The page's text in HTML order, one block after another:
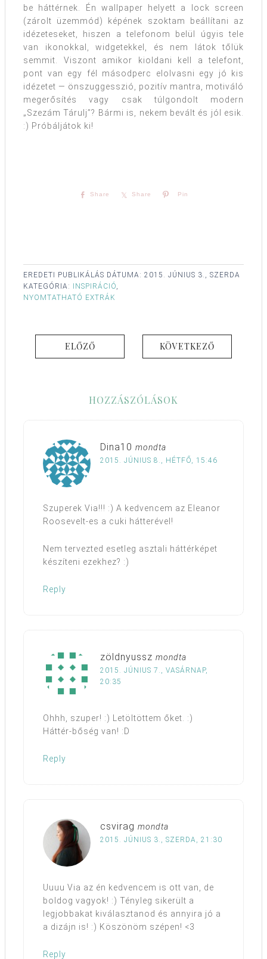
be háttérnek. Én wallpaper helyett a lock screen
(zárolt üzemmód) képének szoktam beállítani az
idézeteseket, hiszen a telefonom belül úgyis tele
van ikonokkal, widgetekkel, és nem látok tőlük
semmit. Viszont amikor kioldani kell a telefont,
pont van egy fél másodperc elolvasni egy jó kis
idézetet — önszuggesszió, pozitív mantra, motiváló
megerősítés vagy csak túlgondolt modern
„Szezám Tárulj”? Bármi is, nekem bevált és jól esik.
:) Próbáljátok ki!
Share Share Pin
EREDETI PUBLIKÁLÁS DÁTUMA: 2015. JÚNIUS 3., SZERDA
KATEGÓRIA:
INSPIRÁCIÓ,
NYOMTATHATÓ EXTRÁK
ELŐZŐ KÖVETKEZŐ
HOZZÁSZÓLÁSOK
Dina10 mondta
2015. JÚNIUS 8., HÉTFŐ, 15:46
Szuperek Via!!! :) A kedvencem az Eleanor
Roosevelt-es a cuki hátterével!
Nem tervezted esetleg asztali háttérképet
készíteni ezekhez? :)
Reply
zöldnyussz mondta
2015. JÚNIUS 7., VASÁRNAP,
20:35
Ohhh, szuper! :) Letöltöttem őket. :)
Háttér-bőség van! :D
Reply
csvirag mondta
2015. JÚNIUS 3., SZERDA, 21:30
Uuuu Via az én kedvencem is ott van, de
boldog vagyok! :) Tényleg sikerült a
legjobbakat kiválasztanod és annyira jó a
a dizájn is! :) Köszönöm szépen! <3
Reply